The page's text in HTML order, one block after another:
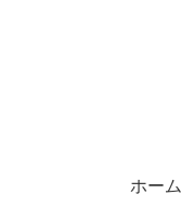
ホーム